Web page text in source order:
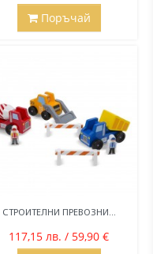
Поръчай
СТРОИТЕЛНИ ПРЕВОЗНИ...
117,15 лв. / 59,90 €